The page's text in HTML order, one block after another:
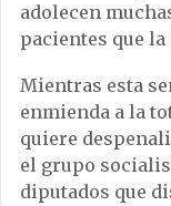
adolecen
pacientes que la
Mientras esta
enmienda a la
quiere
el grupo
diputados que